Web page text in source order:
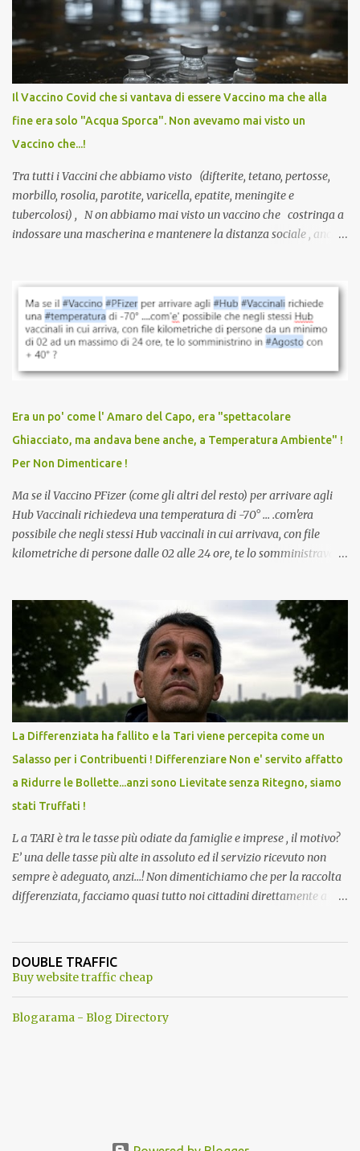
anti-Covid, un pro-farmaco, con autorizzazione condizionata,
sviluppato in tempi record, con tecnologie mai utilizzate prima su
larga scala, ancora oggetto di studio e di discussione
internazionale serve solo una firma. La tua. Lo si somministra
anche a persone sane, giovani, senza fattori di rischio, spesso già
serve una prescrizione. Non c’è diagnosi. Non c’è presa in carico.
L’unico atto richiesto è una fi...
Il Vaccino Covid che si vantava di essere Vaccino ma che alla
fine era solo "Acqua Sporca". Non avevamo mai visto un
Vaccino che...!
Tra tutti i Vaccini che abbiamo visto (difterite, tetano, pertosse,
morbillo, rosolia, parotite, varicella, epatite, meningite e
tubercolosi) , N on abbiamo mai visto un vaccino che costringa a
indossare una mascherina e mantenere la distanza sociale , anche
vaccinazione. Non avevamo mai sentito parlare di ricompense,
sconti, incentivi per vaccinarsi. Non avevamo mai visto
discriminazioni per coloro che non l’hanno fatto. Se non sei stato
vaccinato, nessuno aveva prima cercato di farti sentire una
persona cattiva. Non avevamo mai visto un vaccino che minacci le
vaccino usato per minacciare i mezzi di sussistenza, il lavoro o la
scuola. Non avevamo mai visto un vaccino che permettesse a un
dodicenne di ignorare il consenso dei genitori. Dopo tutti i vaccini
che abbiamo elencato sopra...
Era un po' come l' Amaro del Capo, era "spettacolare
Ghiacciato, ma andava bene anche, a Temperatura Ambiente" !
Per Non Dimenticare !
Ma se il Vaccino PFizer (come gli altri del resto) per arrivare agli
Hub Vaccinali richiedeva una temperatura di -70° ... .com'era
possibile che negli stessi Hub vaccinali in cui arrivava, con file
kilometriche di persone dalle 02 alle 24 ore, te lo somministravano
Vaccino come: l' Amaro del Capo, era "spettacolare Ghiacciato, ma
andava bene anche, a Temperatura Ambiente"! Riproponiamo
l'articolo per NON Dimenticare!
La Differenziata ha fallito e la Tari viene percepita come un
Salasso per i Contribuenti ! Differenziare Non e' servito affatto
a Ridurre le Bollette...anzi sono Lievitate senza Ritegno, siamo
stati Truffati !
L a TARI è tra le tasse più odiate da famiglie e imprese , il motivo?
E’ una delle tasse più alte in assoluto ed il servizio ricevuto non
sempre è adeguato, anzi…! Non dimentichiamo che per la raccolta
differenziata, facciamo quasi tutto noi cittadini direttamente a
come terrazzi o giardini). Inoltre dobbiamo perdere tempo a
dividere tutti i materiali. ...e lo facevamo inizialmente anche con
avremmo pagato tutti di meno . Ma quando mai? Ogni anno
DOUBLE TRAFFIC
Buy website traffic cheap
Blogarama - Blog Directory